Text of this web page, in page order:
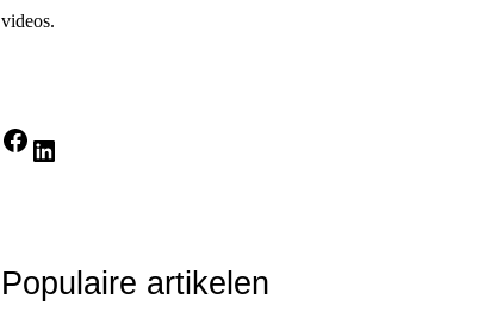
videos.
Facebook LinkedIn
Populaire artikelen